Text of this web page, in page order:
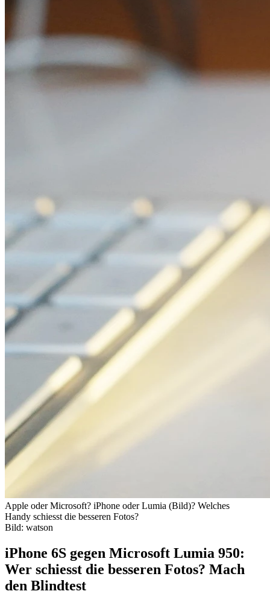
Apple oder Microsoft? iPhone oder Lumia (Bild)? Welches
Handy schiesst die besseren Fotos?
Bild: watson
iPhone 6S gegen Microsoft Lumia 950:
Wer schiesst die besseren Fotos? Mach
den Blindtest